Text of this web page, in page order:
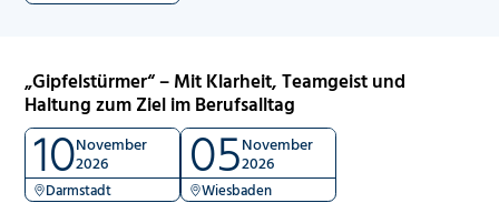
„Gipfelstürmer“ – Mit Klarheit, Teamgeist und
Haltung zum Ziel im Berufsalltag
10November
2026
Darmstadt 05November
2026
Wiesbaden